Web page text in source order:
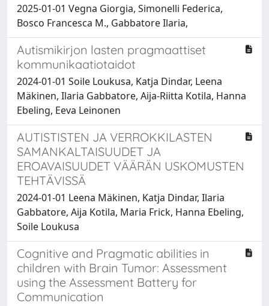
2025-01-01 Vegna Giorgia, Simonelli Federica,
Bosco Francesca M., Gabbatore Ilaria,
Autismikirjon lasten pragmaattiset
kommunikaatiotaidot
2024-01-01 Soile Loukusa, Katja Dindar, Leena
Mäkinen, Ilaria Gabbatore, Aija-Riitta Kotila, Hanna
Ebeling, Eeva Leinonen
AUTISTISTEN JA VERROKKILASTEN
SAMANKALTAISUUDET JA
EROAVAISUUDET VÄÄRÄN USKOMUSTEN
TEHTÄVISSÄ
2024-01-01 Leena Mäkinen, Katja Dindar, Ilaria
Gabbatore, Aija Kotila, Maria Frick, Hanna Ebeling,
Soile Loukusa
Cognitive and Pragmatic abilities in
children with Brain Tumor: Assessment
using the Assessment Battery for
Communication